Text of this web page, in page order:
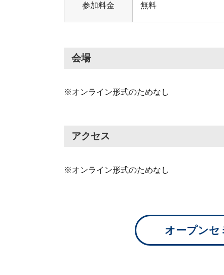
参加料金 無料
会場
※オンライン形式のためなし
アクセス
※オンライン形式のためなし
オープンセ